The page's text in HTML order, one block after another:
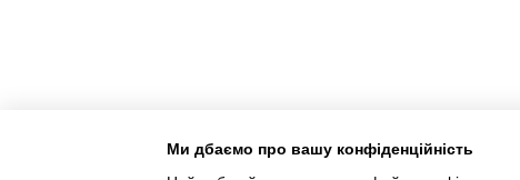
Ми дбаємо про вашу конфіденційність